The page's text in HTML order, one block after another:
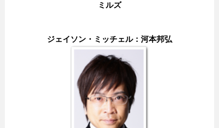
ミルズ
ジェイソン・ミッチェル：河本邦弘